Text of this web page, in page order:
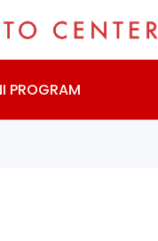
PROGRAM